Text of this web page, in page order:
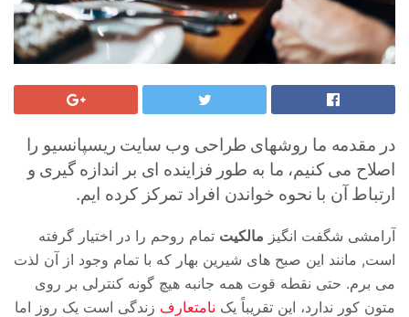
در مقدمه ما روشهای طراحی وب سایت ریسپانسیو را
اصلاح می کنیم، ما به طور فزاینده ای بر اندازه گیری و
ارتباط آن با نحوه خواندن افراد تمرکز کرده ایم.
آرامشی شگفت انگیز مالکیت تمام روحم را در اختیار گرفته
است, مانند این صبح های شیرین بهار که با تمام وجود از آن لذت
می برم. حتی نقطه قوت همه جانبه هیچ گونه کنترلی بر روی
متون کور ندارد، این تقریباً یک نامتعارف زندگی است یک روز اما